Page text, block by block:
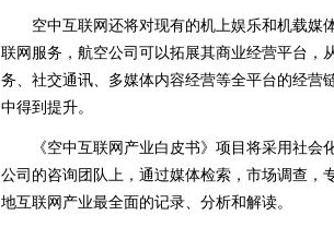
空中互联网还将对现有的机上娱乐和机载媒
联网服务，航空公司可以拓展其商业经营平台，
务、社交通讯、多媒体内容经营等全平台的经营
中得到提升。
《空中互联网产业白皮书》项目将采用社会
公司的咨询团队上，通过媒体检索，市场调查，
地互联网产业最全面的记录、分析和解读。